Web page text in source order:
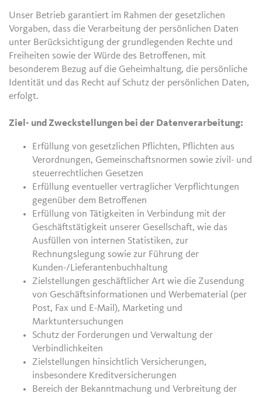
Unser Betrieb garantiert im Rahmen der gesetzlichen
Vorgaben, dass die Verarbeitung der persönlichen Daten
unter Berücksichtigung der grundlegenden Rechte und
Freiheiten sowie der Würde des Betroffenen, mit
besonderem Bezug auf die Geheimhaltung, die persönliche
Identität und das Recht auf Schutz der persönlichen Daten,
erfolgt.
Ziel- und Zweckstellungen bei der Datenverarbeitung:
Erfüllung von gesetzlichen Pflichten, Pflichten aus
Verordnungen, Gemeinschaftsnormen sowie zivil- und
steuerrechtlichen Gesetzen
Erfüllung eventueller vertraglicher Verpflichtungen
gegenüber dem Betroffenen
Erfüllung von Tätigkeiten in Verbindung mit der
Geschäftstätigkeit unserer Gesellschaft, wie das
Ausfüllen von internen Statistiken, zur
Rechnungslegung sowie zur Führung der
Kunden-/Lieferantenbuchhaltung
Zielstellungen geschäftlicher Art wie die Zusendung
von Geschäftsinformationen und Werbematerial (per
Post, Fax und E-Mail), Marketing und
Marktuntersuchungen
Schutz der Forderungen und Verwaltung der
Verbindlichkeiten
Zielstellungen hinsichtlich Versicherungen,
insbesondere Kreditversicherungen
Bereich der Bekanntmachung und Verbreitung der